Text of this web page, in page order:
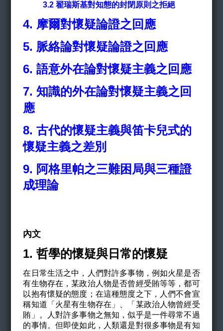
3.2 翟瑞斯基對知態的封閉原則之拒絕
4. 摩爾對懷疑論證之回應
5. 脈絡論對懷疑論證之回應
6.語意外在論對懷疑主義之回應
7.知識的外在論對懷疑主義之回
應
8.古代的懷疑主義與笛卡兒式的
懷疑主義之差別
9. 阿格里帕之三難困局與三種證
成理論
內文
1. 哲學的懷疑與日常的懷疑
在日常生活之中，人們對許多事物，例如火星是否
有生物存在，某政治人物是否曾經受賄等等，都可
以抱有懷疑的態度；在這種態度之下，人們不會宣
稱知道「火星有生物存在」、「某政治人物曾經受
賄」。人對許多事物之無知，似乎是一件尋常不過
的事情。但即使如此，人類還是對很多事物是有知